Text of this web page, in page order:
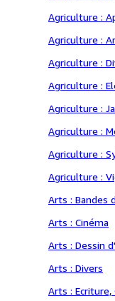
Agriculture :
Agriculture :
Agriculture :
Agriculture :
Agriculture :
Agriculture :
Agriculture :
Agriculture :
Arts : Bandes
Arts : Cinéma
Arts : Dessin
Arts : Divers
Arts : Ecriture,